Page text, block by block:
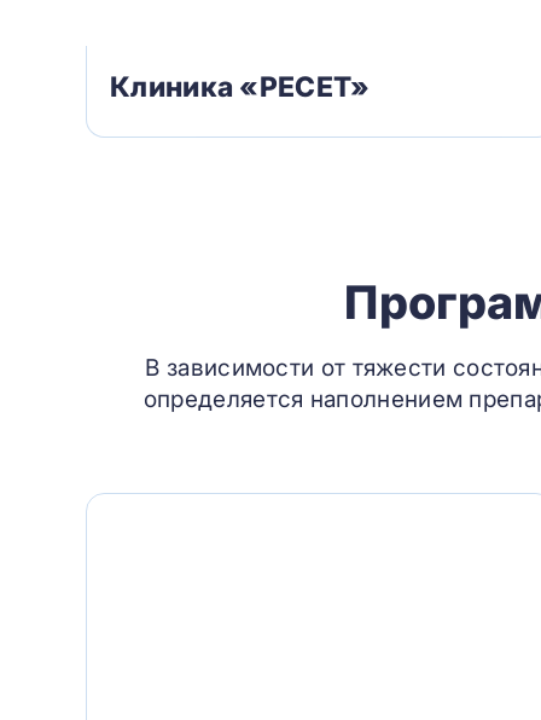
Клиника «РЕСЕТ»
В зависимости от тяжести
определяется наполнением